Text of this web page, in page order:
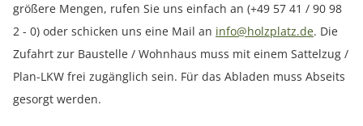
größere Mengen, rufen Sie uns einfach an (+49 57 41 / 90 98
2 - 0) oder schicken uns eine Mail an info@holzplatz.de. Die
Zufahrt zur Baustelle / Wohnhaus muss mit einem Sattelzug /
Plan-LKW frei zugänglich sein. Für das Abladen muss Abseits
gesorgt werden.